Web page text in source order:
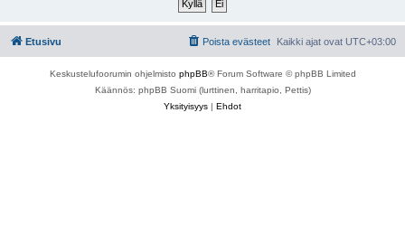
Etusivu Kaikki ajat ovat UTC+03:00
Poista evästeet
Keskustelufoorumin ohjelmisto phpBB® Forum Software © phpBB Limited
Käännös: phpBB Suomi (lurttinen, harritapio, Pettis)
Yksityisyys | Ehdot